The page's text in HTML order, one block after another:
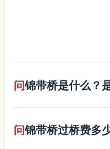
问锦带桥是什么？
问锦带桥过桥费多